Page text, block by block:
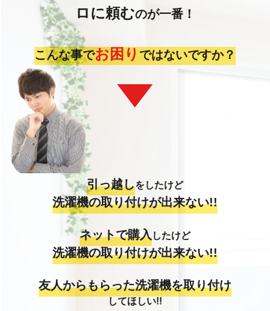
ロに頼むのが一番！
こんな事でお困り ではないですか？
引っ越しをしたけど
洗濯機の取り付けが出来ない!!
ネットで購入したけど
洗濯機の取り付けが出来ない!!
友人からもらった洗濯機を取り付け
してほしい!!